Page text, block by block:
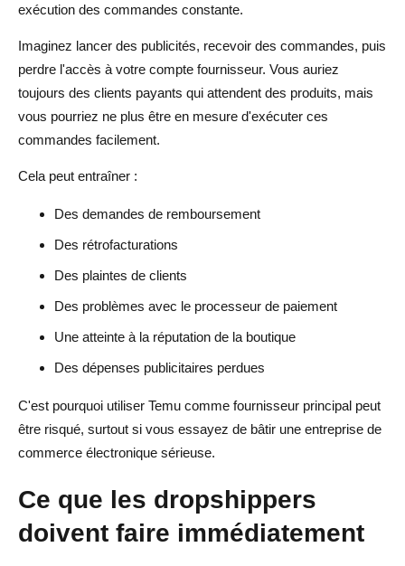
exécution des commandes constante.
Imaginez lancer des publicités, recevoir des commandes, puis
perdre l'accès à votre compte fournisseur. Vous auriez
toujours des clients payants qui attendent des produits, mais
vous pourriez ne plus être en mesure d'exécuter ces
commandes facilement.
Cela peut entraîner :
Des demandes de remboursement
Des rétrofacturations
Des plaintes de clients
Des problèmes avec le processeur de paiement
Une atteinte à la réputation de la boutique
Des dépenses publicitaires perdues
C'est pourquoi utiliser Temu comme fournisseur principal peut
être risqué, surtout si vous essayez de bâtir une entreprise de
commerce électronique sérieuse.
Ce que les dropshippers
doivent faire immédiatement